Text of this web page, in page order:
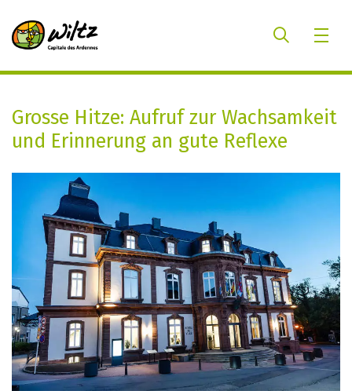
Grosse Hitze: Aufruf zur Wachsamkeit
und Erinnerung an gute Reflexe